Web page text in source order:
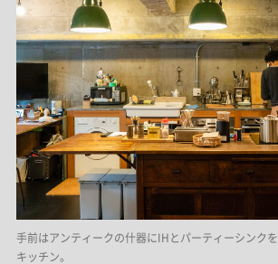
手前はアンティークの什器にIHとパーティーシンク
キッチン。